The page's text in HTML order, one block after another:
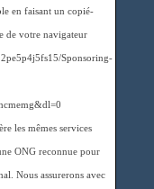
en faisant un copié-
de votre navigateur
Sponsoring-
les mêmes services
ONG reconnue pour
Nous assurerons avec